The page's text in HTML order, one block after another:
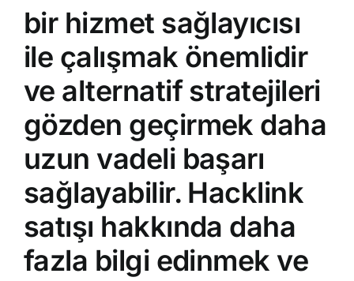
bir hizmet sağlayıcısı
ile çalışmak önemlidir
ve alternatif stratejileri
gözden geçirmek daha
uzun vadeli başarı
sağlayabilir. Hacklink
satışı hakkında daha
fazla bilgi edinmek ve